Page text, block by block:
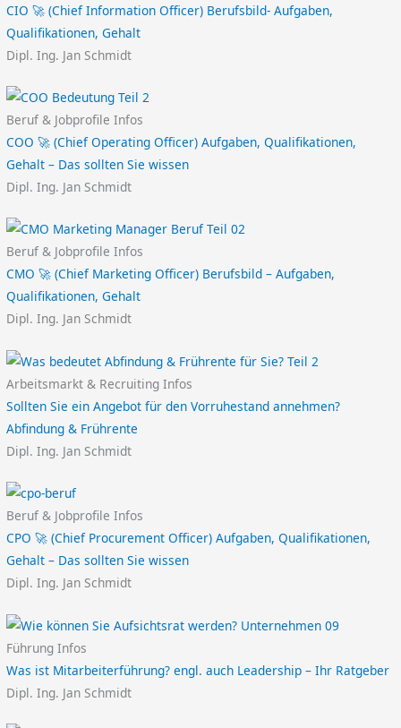
CIO 🚀 (Chief Information Officer) Berufsbild- Aufgaben,
Qualifikationen, Gehalt
Dipl. Ing. Jan Schmidt
Beruf & Jobprofile Infos
COO 🚀 (Chief Operating Officer) Aufgaben, Qualifikationen,
Gehalt – Das sollten Sie wissen
Dipl. Ing. Jan Schmidt
Beruf & Jobprofile Infos
CMO 🚀 (Chief Marketing Officer) Berufsbild – Aufgaben,
Qualifikationen, Gehalt
Dipl. Ing. Jan Schmidt
Arbeitsmarkt & Recruiting Infos
Sollten Sie ein Angebot für den Vorruhestand annehmen?
Abfindung & Frührente
Dipl. Ing. Jan Schmidt
Beruf & Jobprofile Infos
CPO 🚀 (Chief Procurement Officer) Aufgaben, Qualifikationen,
Gehalt – Das sollten Sie wissen
Dipl. Ing. Jan Schmidt
Führung Infos
Was ist Mitarbeiterführung? engl. auch Leadership – Ihr Ratgeber
Dipl. Ing. Jan Schmidt